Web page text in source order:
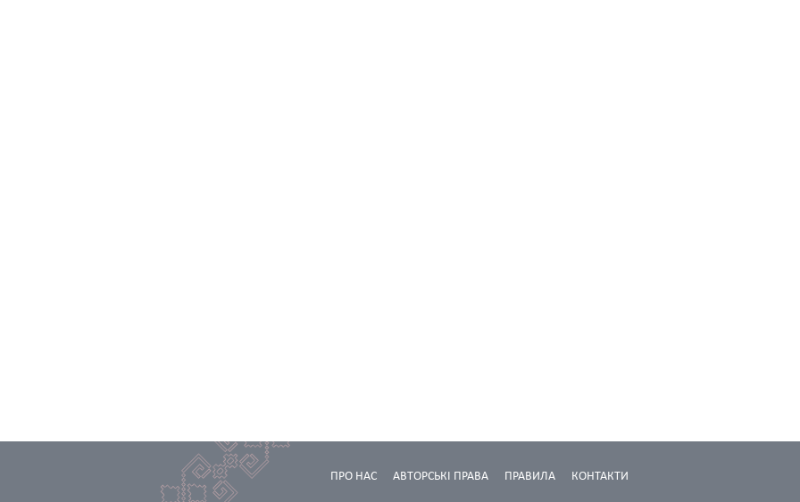
КОНТАКТИ
ПРАВИЛА
АВТОРСЬКІ ПРАВА
ПРО НАС